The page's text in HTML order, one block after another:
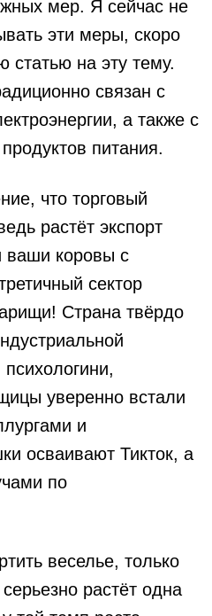
мер. Я сейчас не
эти меры, скоро
статью на эту тему.
связан с
а также с
питания.
что торговый
растёт экспорт
ваши коровы с
сектор
Страна твёрдо
уверенно встали
и
осваивают Тикток, а
по
веселье, только
растёт одна